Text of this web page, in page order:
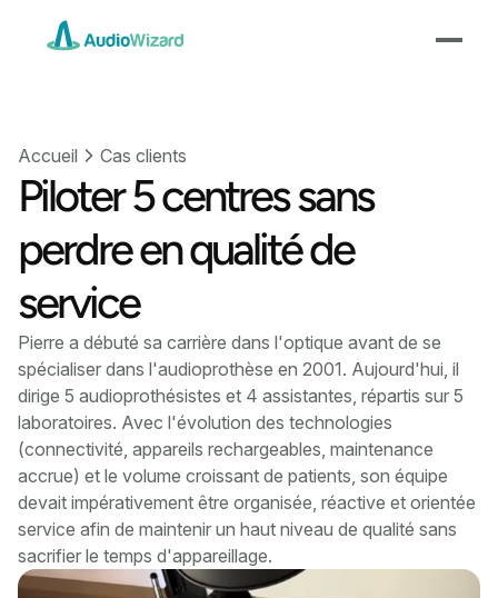
Accueil Cas clients
Piloter 5 centres sans
perdre en qualité de
service
Pierre a débuté sa carrière dans l'optique avant de se
spécialiser dans l'audioprothèse en 2001. Aujourd'hui, il
dirige 5 audioprothésistes et 4 assistantes, répartis sur 5
laboratoires. Avec l'évolution des technologies
(connectivité, appareils rechargeables, maintenance
accrue) et le volume croissant de patients, son équipe
devait impérativement être organisée, réactive et orientée
service afin de maintenir un haut niveau de qualité sans
sacrifier le temps d'appareillage.